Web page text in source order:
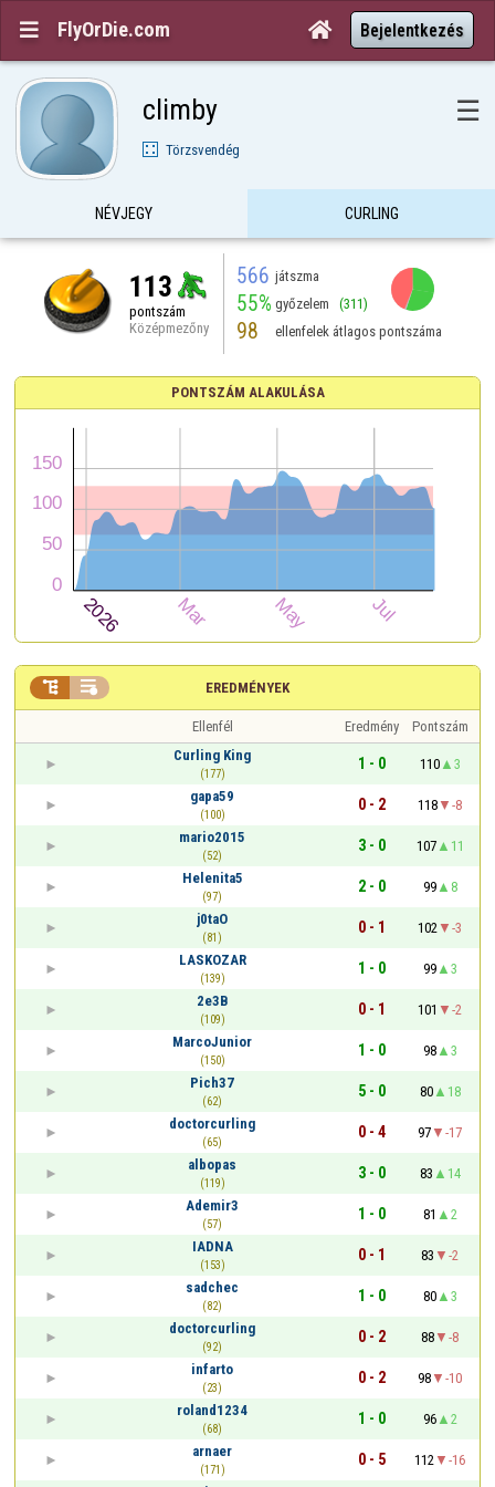
 FlyOrDie.com  Bejelentkezés
climby ☰
Törzsvendég
NÉVJEGY CURLING
113
pontszám
Középmezőny
566 játszma
55% győzelem (311)
98 ellenfelek átlagos pontszáma
PONTSZÁM ALAKULÁSA
EREDMÉNYEK
 
Ellenfél Eredmény
Pontszám
Curling King
(177)
1 - 0 110
3
gapa59
(100)
0 - 2 118
-8
mario2015
(52)
3 - 0 107
11
Helenita5
(97)
2 - 0 99
8
j0taO
(81)
0 - 1 102
-3
LASKOZAR
(139)
1 - 0 99
3
2e3B
(109)
0 - 1 101
-2
MarcoJunior
(150)
1 - 0 98
3
Pich37
(62)
5 - 0 80
18
doctorcurling
(65)
0 - 4 97
-17
albopas
(119)
3 - 0 83
14
Ademir3
(57)
1 - 0 81
2
IADNA
(153)
0 - 1 83
-2
sadchec
(82)
1 - 0 80
3
doctorcurling
(92)
0 - 2 88
-8
infarto
(23)
0 - 2 98
-10
roland1234
(68)
1 - 0 96
2
arnaer
(171)
0 - 5 112
-16